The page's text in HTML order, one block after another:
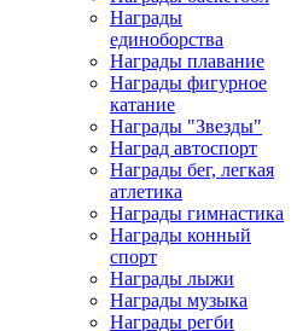
Награды
единоборства
Награды плавание
Награды фигурное
катание
Награды "Звезды"
Наград автоспорт
Награды бег, легкая
атлетика
Награды гимнастика
Награды конный
спорт
Награды лыжи
Награды музыка
Награды регби